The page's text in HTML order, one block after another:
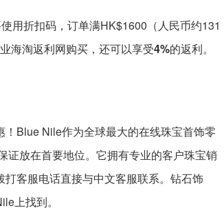
使用折扣码，订单满HK$1600（人民币约131
海淘返利网购买，还可以享受4%的返利。
Blue Nile作为全球最大的在线珠宝首饰零
证放在首要地位。它拥有专业的客户珠宝销
客服电话直接与中文客服联系。钻石饰
上找到。